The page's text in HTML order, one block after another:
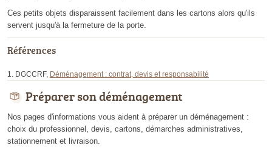
Ces petits objets disparaissent facilement dans les cartons alors qu'ils
servent jusqu'à la fermeture de la porte.
Références
DGCCRF, Déménagement : contrat, devis et responsabilité
Préparer son déménagement
Nos pages d'informations vous aident à préparer un déménagement :
choix du professionnel, devis, cartons, démarches administratives,
stationnement et livraison.